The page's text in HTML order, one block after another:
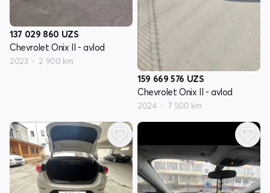
137 029 860 UZS
Chevrolet Onix II - avlod
2023 2 900 km
159 669 576 UZS
Chevrolet Onix II - avlod
2024 7 500 km